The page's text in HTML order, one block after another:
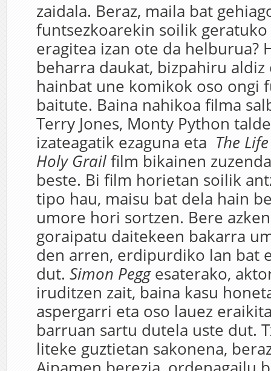
zaidala. Beraz, maila bat
funtsezkoarekin soilik
eragitea izan ote da helburua?
beharra daukat, bizpahiru aldiz
hainbat une komikok oso ongi
baitute. Baina nahikoa filma
Terry Jones, Monty Python
izateagatik ezaguna eta The
Holy Grail film bikainen
beste. Bi film horietan soilik
tipo hau, maisu bat dela hain
umore hori sortzen. Bere
goraipatu daitekeen bakarra
den arren, erdipurdiko lan bat
dut. Simon Peggesaterako,
iruditzen zait, baina kasu
aspergarri eta oso lauez
barruan sartu dutela uste dut.
liteke guztietan sakonena,